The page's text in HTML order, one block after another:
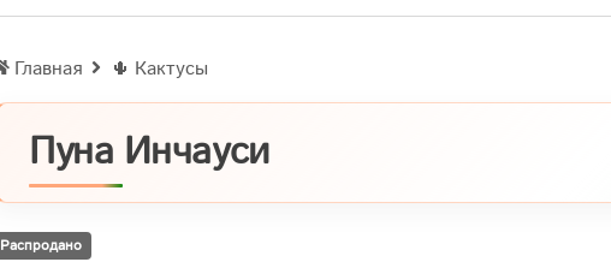
Главная 🌵 Кактусы
Пуна Инчауси
Распродано